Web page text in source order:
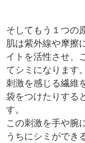
そしてもう１つの
肌は紫外線や摩擦
イトを活性させ、
てシミになります。
刺激を感じる繊維
袋をつけたりする
す。
この刺激を手や腕
うちにシミができ